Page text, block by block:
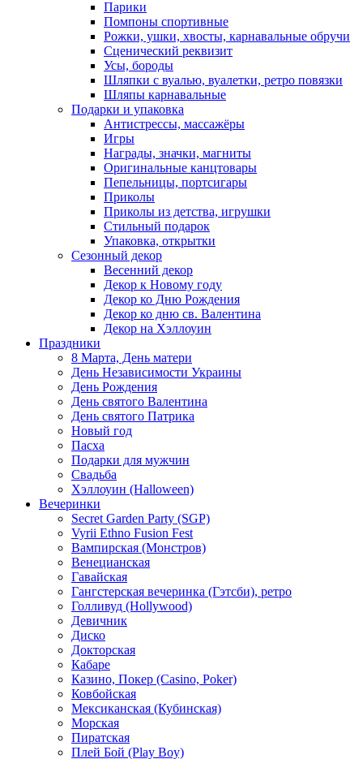
Парики
Помпоны спортивные
Рожки, ушки, хвосты, карнавальные обручи
Сценический реквизит
Усы, бороды
Шляпки с вуалью, вуалетки, ретро повязки
Шляпы карнавальные
Подарки и упаковка
Антистрессы, массажёры
Игры
Награды, значки, магниты
Оригинальные канцтовары
Пепельницы, портсигары
Приколы
Приколы из детства, игрушки
Стильный подарок
Упаковка, открытки
Сезонный декор
Весенний декор
Декор к Новому году
Декор ко Дню Рождения
Декор ко дню св. Валентина
Декор на Хэллоуин
Праздники
8 Марта, День матери
День Независимости Украины
День Рождения
День святого Валентина
День святого Патрика
Новый год
Пасха
Подарки для мужчин
Свадьба
Хэллоуин (Halloween)
Вечеринки
Secret Garden Party (SGP)
Vyrii Ethno Fusion Fest
Вампирская (Монстров)
Венецианская
Гавайская
Гангстерская вечеринка (Гэтсби), ретро
Голливуд (Hollywood)
Девичник
Диско
Докторская
Кабаре
Казино, Покер (Casino, Poker)
Ковбойская
Мексиканская (Кубинская)
Морская
Пиратская
Плей Бой (Play Boy)